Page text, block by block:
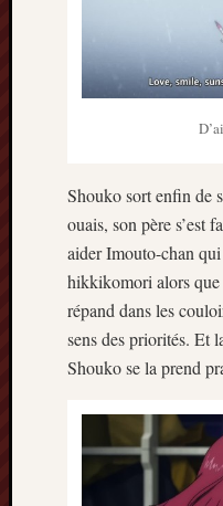
Shouko sort enfin de
ouais, son père s’est
aider Imouto-chan
hikkikomori alors que
répand dans les
sens des priorités. Et
Shouko se la prend